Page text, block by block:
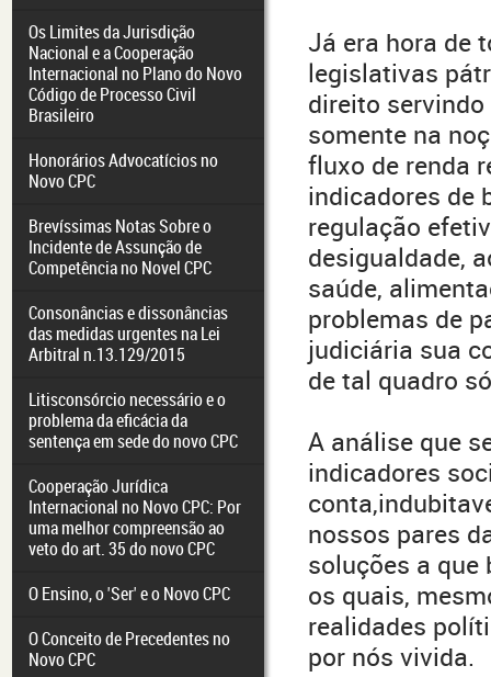
Os Limites da Jurisdição
Nacional e a Cooperação
Internacional no Plano do Novo
Código de Processo Civil
Brasileiro
Honorários Advocatícios no
Novo CPC
Brevíssimas Notas Sobre o
Incidente de Assunção de
Competência no Novel CPC
Consonâncias e dissonâncias
das medidas urgentes na Lei
Arbitral n.13.129/2015
Litisconsórcio necessário e o
problema da eficácia da
sentença em sede do novo CPC
Cooperação Jurídica
Internacional no Novo CPC: Por
uma melhor compreensão ao
veto do art. 35 do novo CPC
O Ensino, o 'Ser' e o Novo CPC
O Conceito de Precedentes no
Novo CPC
Já era hora de
legislativas
direito
somente na
fluxo de renda
indicadores de
regulação
desigualdade,
saúde,
problemas de
judiciária sua
de tal quadro
A análise que
indicadores
nossos pares
soluções a
os quais,
realidades
por nós vivida.